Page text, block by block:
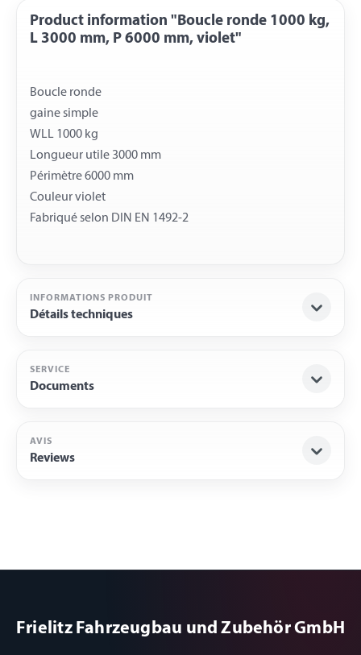
Product information "Boucle ronde 1000 kg,
L 3000 mm, P 6000 mm, violet"
Boucle ronde
gaine simple
WLL 1000 kg
Longueur utile 3000 mm
Périmètre 6000 mm
Couleur violet
INFORMATIONS PRODUIT
Détails techniques
SERVICE
Documents
AVIS
Reviews
Frielitz Fahrzeugbau und Zubehör GmbH